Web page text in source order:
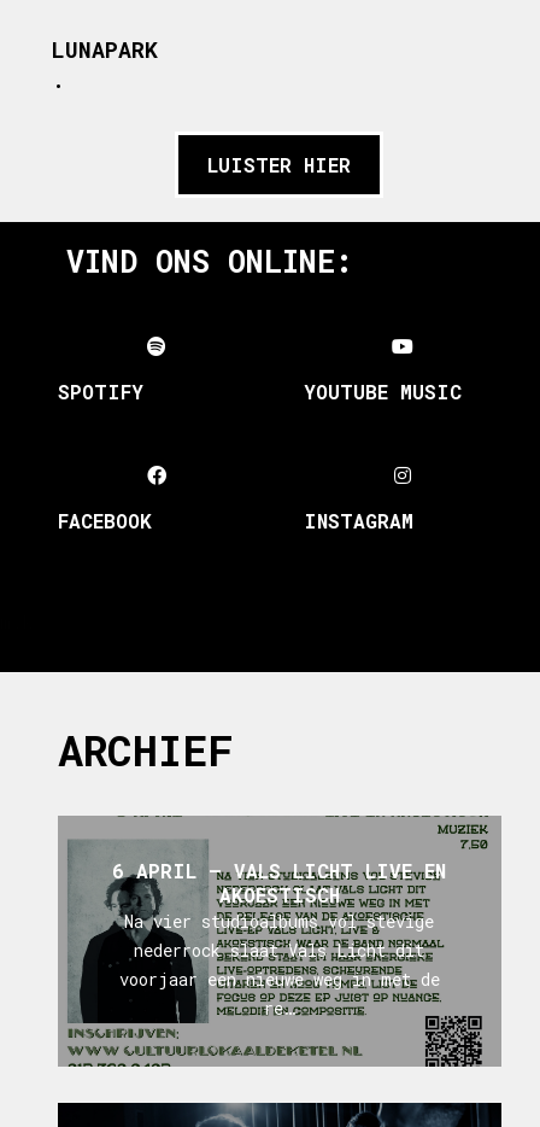
LUNAPARK
.
LUISTER HIER
VIND ONS ONLINE:
SPOTIFY YOUTUBE MUSIC
FACEBOOK INSTAGRAM
ARCHIEF
6 APRIL – VALS LICHT LIVE EN
AKOESTISCH
Na vier studioalbums vol stevige
nederrock slaat Vals Licht dit
voorjaar een nieuwe weg in met de
re…